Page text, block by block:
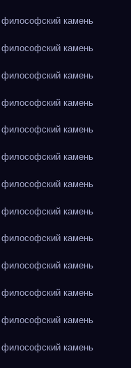
камень
камень
камень
камень
камень
камень
камень
камень
камень
камень
камень
камень
камень